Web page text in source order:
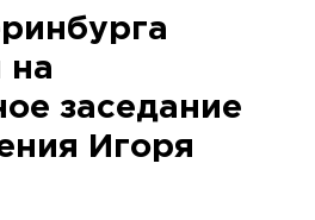
на
заседание
Игоря